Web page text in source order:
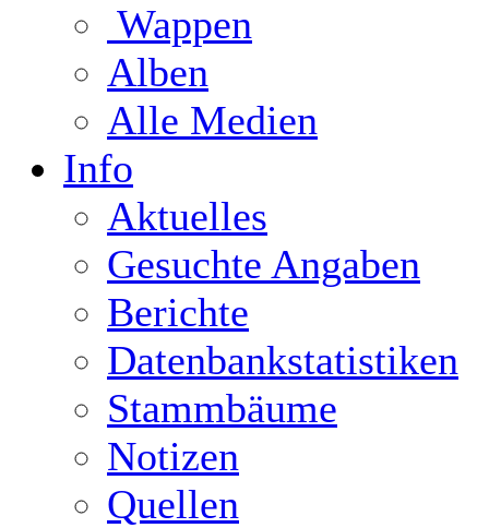
Wappen
Alben
Alle Medien
Info
Aktuelles
Gesuchte Angaben
Berichte
Datenbankstatistiken
Stammbäume
Notizen
Quellen